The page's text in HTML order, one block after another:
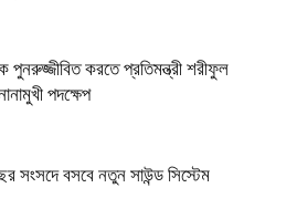
পুনরুজ্জীবিত করতে প্রতিমন্ত্রী শরীফুল
পদক্ষেপ
সংসদে বসবে নতুন সাউন্ড সিস্টেম